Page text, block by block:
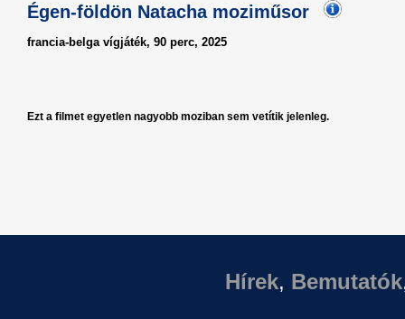
Égen-földön Natacha moziműsor
francia-belga vígjáték, 90 perc, 2025
Ezt a filmet egyetlen nagyobb moziban sem vetítik jelenleg.
Hírek, Bemutatók